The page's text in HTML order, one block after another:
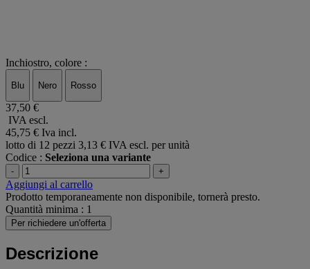
Inchiostro, colore :
Blu Nero Rosso
37,50 €
IVA escl.
45,75 € Iva incl.
lotto di 12 pezzi 3,13 € IVA escl. per unità
Codice : Seleziona una variante
- +
Aggiungi al carrello
Prodotto temporaneamente non disponibile, tornerà presto.
Quantità minima : 1
Per richiedere un'offerta
Descrizione